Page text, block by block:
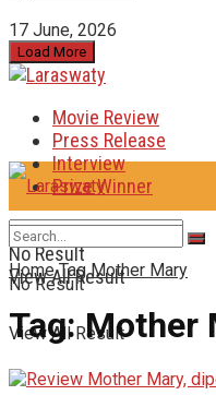
17 June, 2026
Load More
Movie Review
Press Release
Interview
Prize Winner
No Result
View All Result
No Result
View All Result
Home Tag Mother Mary
Tag:Mother